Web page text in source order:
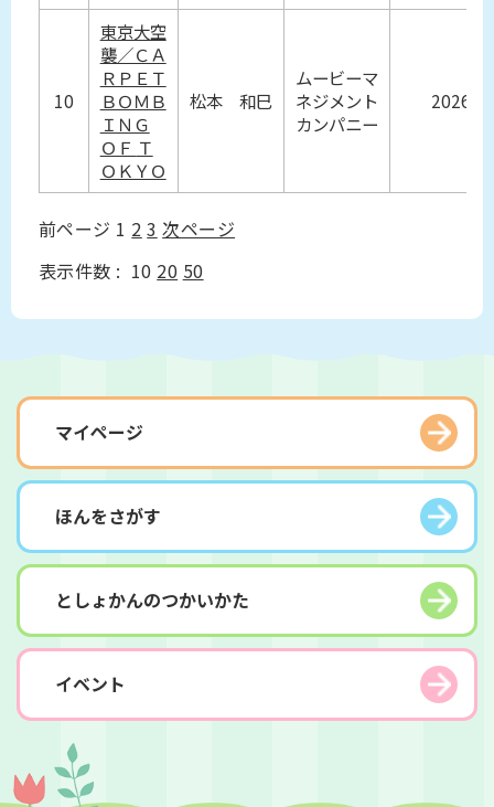
10
東京大空
襲／ＣＡ
ＲＰＥＴ
ＢＯＭＢ
ＩＮＧ
ＯＦ Ｔ
ＯＫＹＯ
松本 和巳
ムービーマ
ネジメント
カンパニー
2026
前ページ 1 2 3 次ページ
10 20 50
マイページ
ほんをさがす
としょかんのつかいかた
イベント